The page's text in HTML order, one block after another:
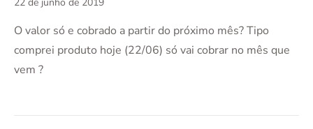
O valor só e cobrado a partir do próximo mês? Tipo
comprei produto hoje (22/06) só vai cobrar no mês que
vem ?